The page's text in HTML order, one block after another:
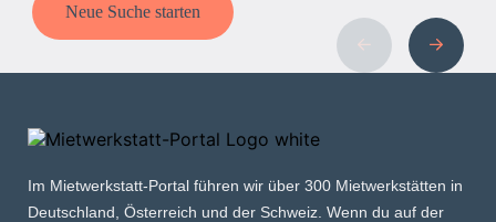
Neue Suche starten
Im Mietwerkstatt-Portal führen wir über 300 Mietwerkstätten in
Deutschland, Österreich und der Schweiz. Wenn du auf der